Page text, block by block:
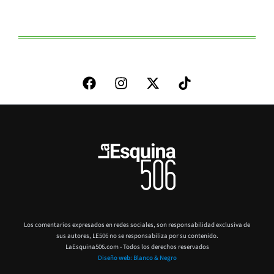
Los comentarios expresados en redes sociales, son responsabilidad exclusiva de
sus autores, LE506 no se responsabiliza por su contenido.
LaEsquina506.com - Todos los derechos reservados
Diseño web: Blanco & Negro